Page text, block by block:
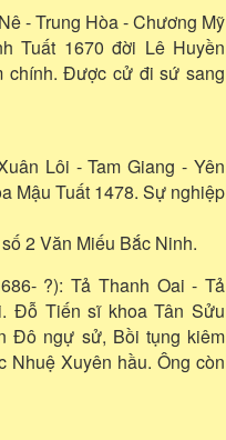
- Trung Hòa - Chương Mỹ
Tuất 1670 đời Lê Huyền
chính. Được cử đi sứ sang
Lôi - Tam Giang - Yên
Mậu Tuất 1478. Sự nghiệp
2 Văn Miếu Bắc Ninh.
?): Tả Thanh Oai - Tả
Đỗ Tiến sĩ khoa Tân Sửu
Đô ngự sử, Bồi tụng kiêm
Nhuệ Xuyên hầu. Ông còn